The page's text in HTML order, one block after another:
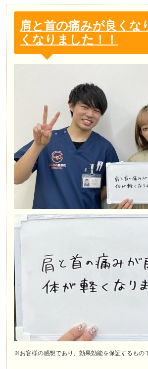
肩と首の痛みが良くな
くなりました！！
※お客様の感想であり、効果効能を保証するもの